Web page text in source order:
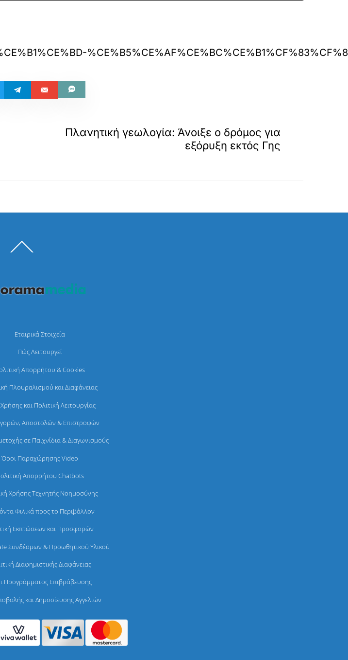
Πλανητική γεωλογία: Άνοιξε ο δρόμος για
εξόρυξη εκτός Γης
To
Εταιρικά Στοιχεία
Πώς Λειτουργεί
Απορρήτου & Cookies
Πλουραλισμού και Διαφάνειας
και Πολιτική Λειτουργίας
Αποστολών & Επιστροφών
σε Παιχνίδια & Διαγωνισμούς
Όροι Παραχώρησης Video
Απορρήτου Chatbots
Χρήσης Τεχνητής Νοημοσύνης
Φιλικά προς το Περιβάλλον
Εκπτώσεων και Προσφορών
Συνδέσμων & Προωθητικού Υλικού
Διαφημιστικής Διαφάνειας
Προγράμματος Επιβράβευσης
και Δημοσίευσης Αγγελιών